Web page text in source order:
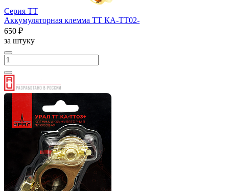
Серия ТТ
Аккумуляторная клемма ТТ КА-ТТ02-
650 ₽
за штуку